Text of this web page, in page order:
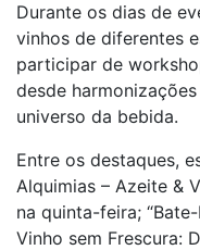
Durante os dias de
vinhos de diferentes
participar de
desde
universo da bebida.
Entre os destaques,
Alquimias – Azeite &
na quinta-feira;
Vinho sem Frescura: